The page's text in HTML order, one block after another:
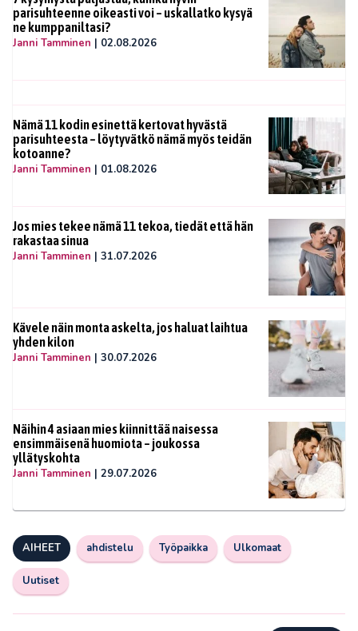
parisuhteenne oikeasti voi – uskallatko kysyä
ne kumppaniltasi?
Janni Tamminen | 02.08.2026
Nämä 11 kodin esinettä kertovat hyvästä
parisuhteesta – löytyvätkö nämä myös teidän
kotoanne?
Janni Tamminen | 01.08.2026
Jos mies tekee nämä 11 tekoa, tiedät että hän
rakastaa sinua
Janni Tamminen | 31.07.2026
Kävele näin monta askelta, jos haluat laihtua
yhden kilon
Janni Tamminen | 30.07.2026
Näihin 4 asiaan mies kiinnittää naisessa
ensimmäisenä huomiota – joukossa
yllätyskohta
Janni Tamminen | 29.07.2026
AIHEET ahdistelu Työpaikka Ulkomaat
Uutiset